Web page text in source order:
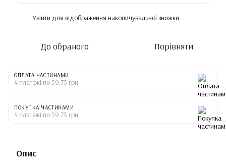
Увійти для відображення накопичувальної знижки
До обраного Порівняти
ОПЛАТА ЧАСТИНАМИ
4 платежі по 59.75 грн
ПОКУПКА ЧАСТИНАМИ
4 платежі по 59.75 грн
Опис